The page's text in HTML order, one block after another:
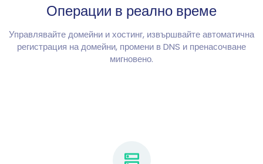
Операции в реално време
Управлявайте домейни и хостинг, извършвайте автоматична
регистрация на домейни, промени в DNS и пренасочване
мигновено.